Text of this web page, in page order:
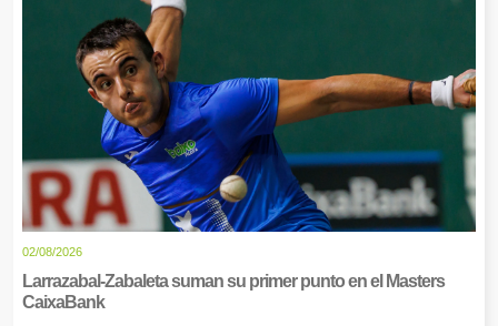
02/08/2026
Larrazabal-Zabaleta suman su primer punto en el Masters
CaixaBank